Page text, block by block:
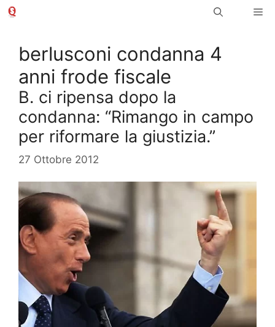
Vai
berlusconi condanna 4
anni frode fiscale
B. ci ripensa dopo la
condanna: “Rimango in campo
per riformare la giustizia.”
27 Ottobre 2012